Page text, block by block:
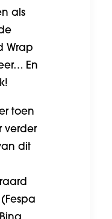
als
Wrap
En
toen
verder
dit